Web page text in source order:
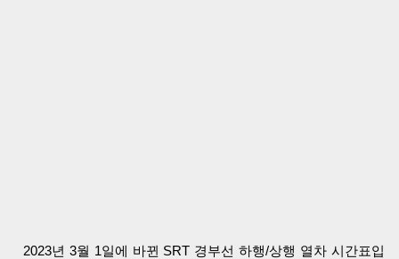
2023년 3월 1일에 바뀐 SRT 경부선 하행/상행 열차 시간표입